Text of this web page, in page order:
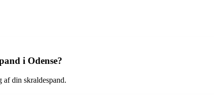
i Odense?
af din skraldespand.